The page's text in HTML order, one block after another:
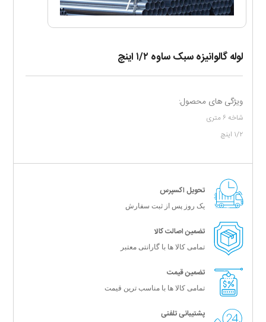
لوله گالوانیزه سبک ساوه ۱/۲ اینچ
ویژگی های محصول:
شاخه ۶ متری
۱/۲ اینچ
تحویل اکسپرس
یک روز پس از ثبت سفارش
تضمین اصالت کالا
تمامی کالا ها با گارانتی معتبر
تضمین قیمت
تمامی کالا ها با مناسب ترین قیمت
پشتیبانی تلفنی